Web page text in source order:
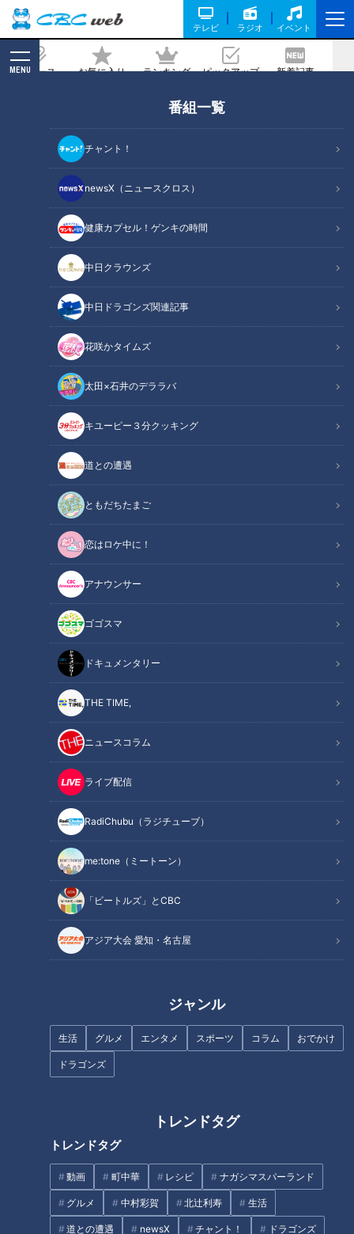
テレビ ラジオ イベント
ニュース お気に入り ランキング ピックアップ 新着記事
MENU
番組一覧
チャント！
newsX（ニュースクロス）
健康カプセル！ゲンキの時間
中日クラウンズ
中日ドラゴンズ関連記事
花咲かタイムズ
太田×石井のデララバ
キユーピー３分クッキング
道との遭遇
ともだちたまご
恋はロケ中に！
アナウンサー
ゴゴスマ
ドキュメンタリー
THE TIME,
ニュースコラム
ライブ配信
RadiChubu（ラジチューブ）
me:tone（ミートーン）
「ビートルズ」とCBC
アジア大会 愛知・名古屋
ジャンル
生活 グルメ エンタメ スポーツ コラム おでかけ
ドラゴンズ
トレンドタグ
トレンドタグ
動画 町中華 レシピ ナガシマスパーランド
グルメ 中村彩賀 北辻利寿 生活
道との遭遇 newsX チャント！ ドラゴンズ
ンダーから浮かび上がる“強さの秘密”
記事に戻る
ドラゴンズ新入団選手への檄！歴代カレンダーから浮かび上がる“強さの
この記事の画像
この記事を見たあなたへのおすすめ
新外国人タバちゃん、その明る
さがドラゴンズの救世主となる
実はドラゴンズはノーヒットノ
ーラン投手の宝庫だった！
ペナントレース後半戦！ドラゴ
中田翔に“キャンプの華”を譲る
ドラゴンズCS進出へ向け、落合
元監督緊急提言！ 巻き返しのチ
ャンスは“あると思いますよ”
伝説の名選手から吉見、浅尾、
そして若竜たちへ！脈々と受け
血！
スポーツ 中日ドラゴンズ 球団史